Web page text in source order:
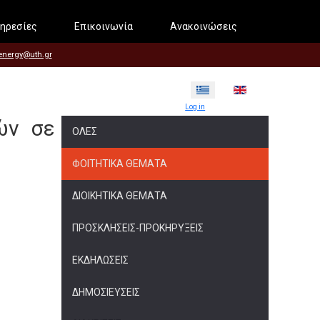
Επικοινωνία Ανακοινώσεις
Επιλέξτε τη γλώσσα σας
Log in
σε
ΌΛΕΣ
ΦΟΙΤΗΤΙΚΆ ΘΈΜΑΤΑ
ΔΙΟΙΚΗΤΙΚΆ ΘΈΜΑΤΑ
ΠΡΟΣΚΛΉΣΕΙΣ-ΠΡΟΚΗΡΎΞΕΙΣ
ΕΚΔΗΛΏΣΕΙΣ
ΔΗΜΟΣΙΕΎΣΕΙΣ